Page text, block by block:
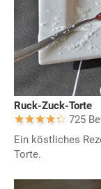
Ruck-Zuck-Torte
725
Ein köstliches
Torte.